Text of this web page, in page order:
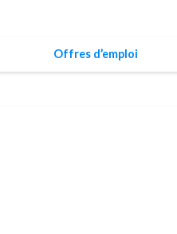
Offres d’emploi